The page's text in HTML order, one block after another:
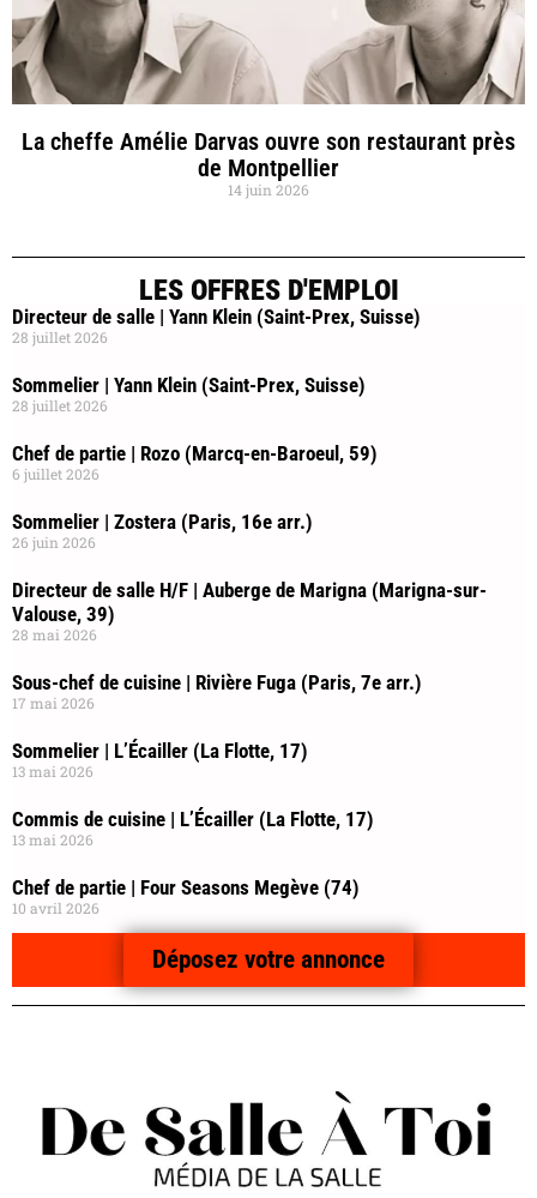
La cheffe Amélie Darvas ouvre son restaurant près
de Montpellier
14 juin 2026
LES OFFRES D'EMPLOI
Directeur de salle | Yann Klein (Saint-Prex, Suisse)
28 juillet 2026
Sommelier | Yann Klein (Saint-Prex, Suisse)
28 juillet 2026
Chef de partie | Rozo (Marcq-en-Baroeul, 59)
6 juillet 2026
Sommelier | Zostera (Paris, 16e arr.)
26 juin 2026
Directeur de salle H/F | Auberge de Marigna (Marigna-sur-
Valouse, 39)
28 mai 2026
Sous-chef de cuisine | Rivière Fuga (Paris, 7e arr.)
17 mai 2026
Sommelier | L’Écailler (La Flotte, 17)
13 mai 2026
Commis de cuisine | L’Écailler (La Flotte, 17)
13 mai 2026
Chef de partie | Four Seasons Megève (74)
10 avril 2026
Déposez votre annonce